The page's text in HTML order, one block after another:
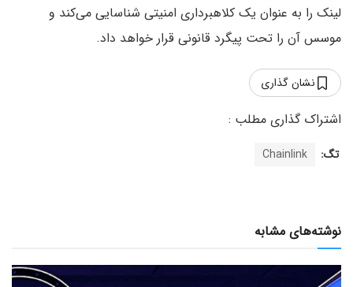
لینک را به عنوان یک کلاهبرداری امنیتی شناسایی می‌کند و
موسس آن را تحت پیگرد قانونی قرار خواهد داد.
نشان گذاری
تگ: Chainlink
نوشته‌های مشابه